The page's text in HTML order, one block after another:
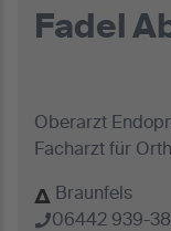
Fadel
Oberarzt
Facharzt für
Braunfels
06442 939-